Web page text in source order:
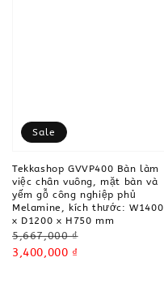
Sale
Tekkashop GVVP400 Bàn làm
việc chân vuông, mặt bàn và
yếm gỗ công nghiệp phủ
Melamine, kích thước: W1400
x D1200 x H750 mm
Regular
price
5,667,000 ₫
Sale
3,400,000 ₫